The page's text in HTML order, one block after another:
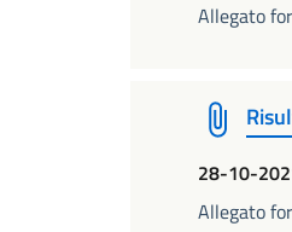
Allegato
28-10-
Allegato